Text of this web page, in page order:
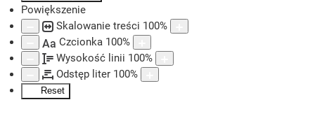
Powiększenie
Skalowanie treści 100%
Aa Czcionka 100%
Wysokość linii 100%
Odstęp liter 100%
Reset